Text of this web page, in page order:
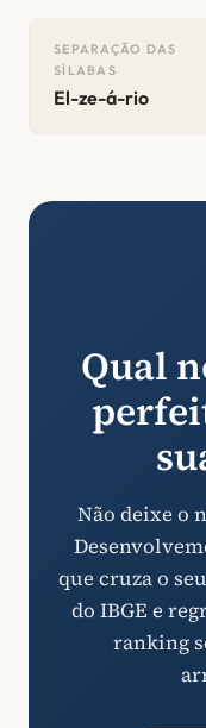
SEPARAÇÃO DAS
SÍLABAS
El-ze-á-rio
Qual
Não deixe o
que cruza o
do IBGE e
ranking